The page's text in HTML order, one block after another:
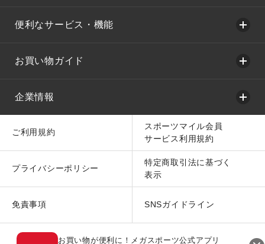
便利なサービス・機能
お買い物ガイド
企業情報
ご利用規約
スポーツマイル会員
サービス利用規約
プライバシーポリシー
特定商取引法に基づく
表示
免責事項 SNSガイドライン
お買い物が便利に！メガスポーツ公式アプリ